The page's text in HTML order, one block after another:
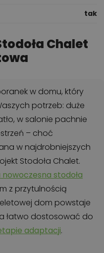
tak
Chalet
w domu, który
potrzeb: duże
w salonie pachnie
– choć
w najdrobniejszych
Stodoła Chalet.
stodoła
z przytulnością
dom powstaje
łatwo dostosować do
adaptacji.